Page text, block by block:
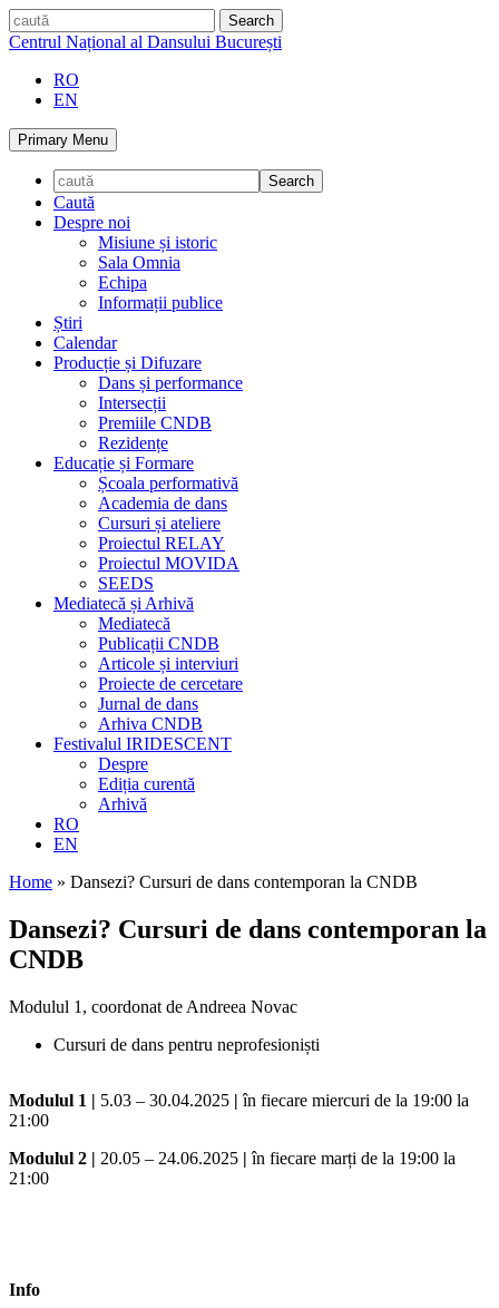
Skip
to
caută
Centrul Național al Dansului București
RO
EN
Primary Menu
Caută
Despre noi
Misiune și istoric
Sala Omnia
Echipa
Informații publice
Știri
Calendar
Producție și Difuzare
Dans și performance
Intersecții
Premiile CNDB
Rezidențe
Educație și Formare
Școala performativă
Academia de dans
Cursuri și ateliere
Proiectul RELAY
Proiectul MOVIDA
SEEDS
Mediatecă și Arhivă
Mediatecă
Publicații CNDB
Articole și interviuri
Proiecte de cercetare
Jurnal de dans
Arhiva CNDB
Festivalul IRIDESCENT
Despre
Ediția curentă
Arhivă
RO
EN
Home » Dansezi? Cursuri de dans contemporan la CNDB
Dansezi? Cursuri de dans contemporan la
CNDB
Modulul 1, coordonat de Andreea Novac
Cursuri de dans pentru neprofesioniști
Modulul 1 | 5.03 – 30.04.2025 |în fiecare miercuri de la 19:00 la
21:00
Modulul 2 | 20.05 – 24.06.2025 |în fiecare marți de la 19:00 la
21:00
Info